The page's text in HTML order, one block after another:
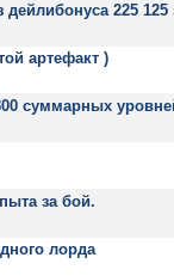
225 125
артефакт )
суммарных
за бой.
лорда